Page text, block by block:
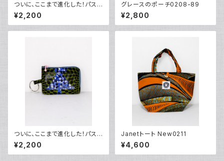
ついに、ここまで進化した！パスケ
ース0405
¥2,200
グレースのポーチ0208-89
¥2,800
ついに、ここまで進化した！パスケ
ース1315
¥2,200
Janetトート New0211
¥4,600